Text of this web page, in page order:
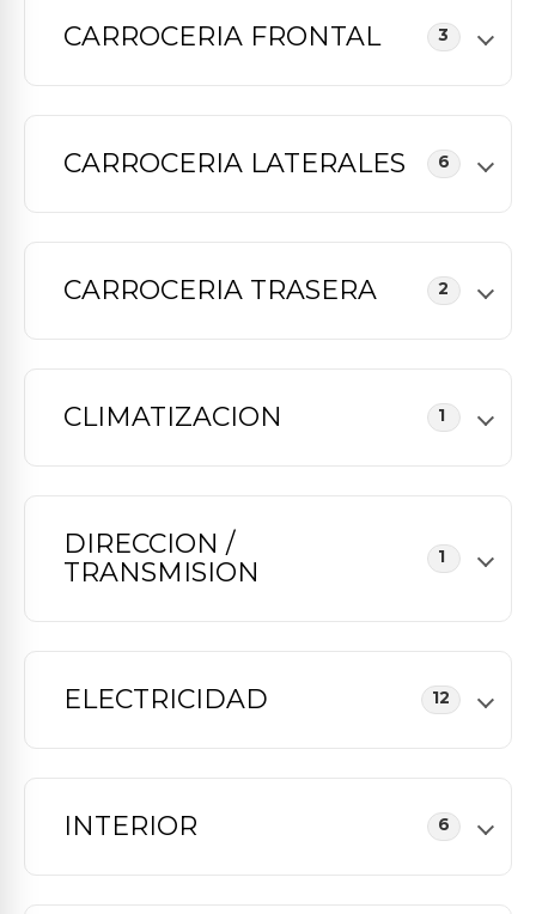
CARROCERIA FRONTAL 3
CARROCERIA LATERALES 6
CARROCERIA TRASERA 2
CLIMATIZACION 1
DIRECCION /
TRANSMISION
1
ELECTRICIDAD 12
INTERIOR 6